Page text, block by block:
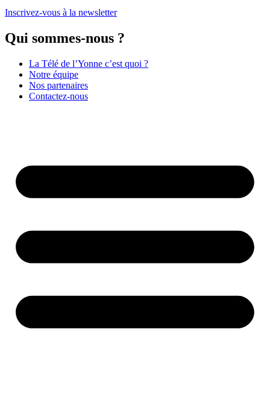
Inscrivez-vous à la newsletter
Qui sommes-nous ?
La Télé de l’Yonne c’est quoi ?
Notre équipe
Nos partenaires
Contactez-nous